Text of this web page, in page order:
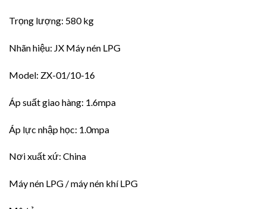
Trọng lượng: 580 kg
Nhãn hiệu: JX Máy nén LPG
Model: ZX-01/10-16
Áp suất giao hàng: 1.6mpa
Áp lực nhập học: 1.0mpa
Nơi xuất xứ: China
Máy nén LPG / máy nén khí LPG